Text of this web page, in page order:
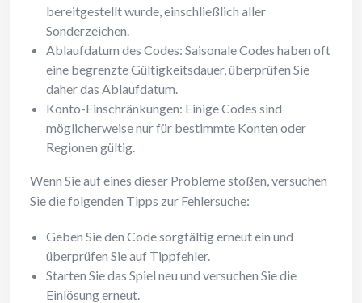
bereitgestellt wurde, einschließlich aller
Sonderzeichen.
Ablaufdatum des Codes: Saisonale Codes haben oft
eine begrenzte Gültigkeitsdauer, überprüfen Sie
daher das Ablaufdatum.
Konto-Einschränkungen: Einige Codes sind
möglicherweise nur für bestimmte Konten oder
Regionen gültig.
Wenn Sie auf eines dieser Probleme stoßen, versuchen
Sie die folgenden Tipps zur Fehlersuche:
Geben Sie den Code sorgfältig erneut ein und
überprüfen Sie auf Tippfehler.
Starten Sie das Spiel neu und versuchen Sie die
Einlösung erneut.